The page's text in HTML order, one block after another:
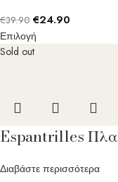
€39.90 €24.90
Επιλογή
Sold out
Espantrilles
Διαβάστε περισσότερα